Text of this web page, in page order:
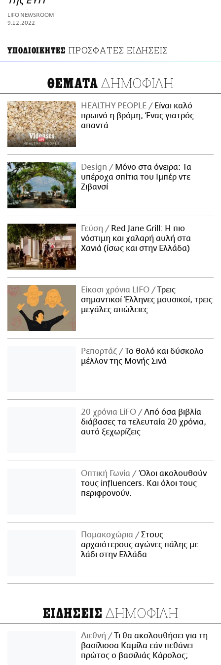
ΑΜΠΑ
PRINT
LIFO NEWSROOM
9.12.2022
ΥΠΟΔΙΟΙΚΗΤΕΣ ΠΡΟΣΦΑΤΕΣ ΕΙΔΗΣΕΙΣ
ΘΕΜΑΤΑ ΔΗΜΟΦΙΛΗ
HEALTHY PEOPLE
Είναι καλό
πρωινό η βρόμη; Ένας γιατρός
απαντά
Design
Μόνο στα όνειρα: Τα
υπέροχα σπίτια του Ιμπέρ ντε
Ζιβανσί
Γεύση
Red Jane Grill: Η πιο
νόστιμη και χαλαρή αυλή στα
Χανιά (ίσως και στην Ελλάδα)
Είκοσι χρόνια LIFO
Tρεις
σημαντικοί Έλληνες μουσικοί, τρεις
μεγάλες απώλειες
Ρεπορτάζ
Το θολό και δύσκολο
μέλλον της Μονής Σινά
20 χρόνια LiFO
Από όσα βιβλία
διάβασες τα τελευταία 20 χρόνια,
αυτό ξεχωρίζεις
Οπτική Γωνία
Όλοι ακολουθούν
τους influencers. Και όλοι τους
περιφρονούν.
Πομακοχώρια
Στους
αρχαιότερους αγώνες πάλης με
λάδι στην Ελλάδα
ΕΙΔΗΣΕΙΣ ΔΗΜΟΦΙΛΗ
Διεθνή
Τι θα ακολουθήσει για τη
βασίλισσα Καμίλα εάν πεθάνει
πρώτος ο βασιλιάς Κάρολος;